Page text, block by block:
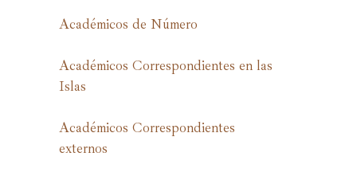
Académicos de Número
Académicos Correspondientes en las
Islas
Académicos Correspondientes
externos